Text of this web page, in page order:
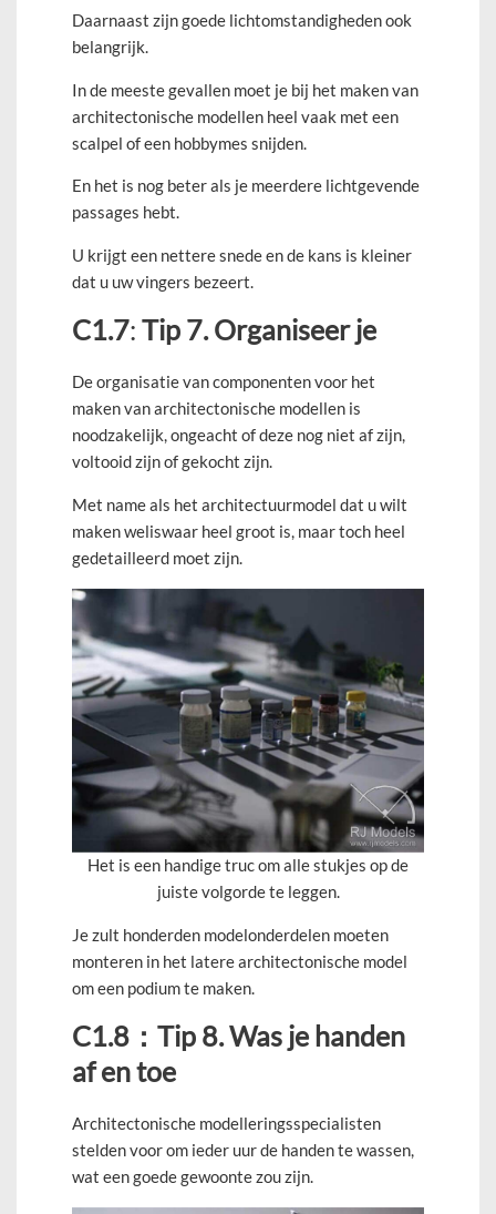
Daarnaast zijn goede lichtomstandigheden ook
belangrijk.
In de meeste gevallen moet je bij het maken van
architectonische modellen heel vaak met een
scalpel of een hobbymes snijden.
En het is nog beter als je meerdere lichtgevende
passages hebt.
U krijgt een nettere snede en de kans is kleiner
dat u uw vingers bezeert.
C1.7: Tip 7. Organiseer je
De organisatie van componenten voor het
maken van architectonische modellen is
noodzakelijk, ongeacht of deze nog niet af zijn,
voltooid zijn of gekocht zijn.
Met name als het architectuurmodel dat u wilt
maken weliswaar heel groot is, maar toch heel
gedetailleerd moet zijn.
Het is een handige truc om alle stukjes op de
juiste volgorde te leggen.
Je zult honderden modelonderdelen moeten
monteren in het latere architectonische model
om een podium te maken.
C1.8 ： Tip 8. Was je handen
af en toe
Architectonische modelleringsspecialisten
stelden voor om ieder uur de handen te wassen,
wat een goede gewoonte zou zijn.